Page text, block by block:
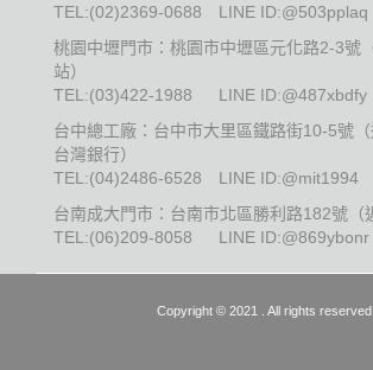
TEL:(02)2369-0688
LINE ID:@503pplaq
桃園中壢門市：桃園市中壢區元化路2-3號
站）
TEL:(03)422-1988
LINE ID:@487xbdfy
台中總工廠：台中市大里區鐵路街10-5號
台灣銀行）
TEL:(04)2486-6528
LINE ID:@mit1994
台南成大門市：台南市北區勝利路182號（
TEL:(06)209-8058 LINE ID:@869ybonr
Copyright © 2021 . All rights reserved.